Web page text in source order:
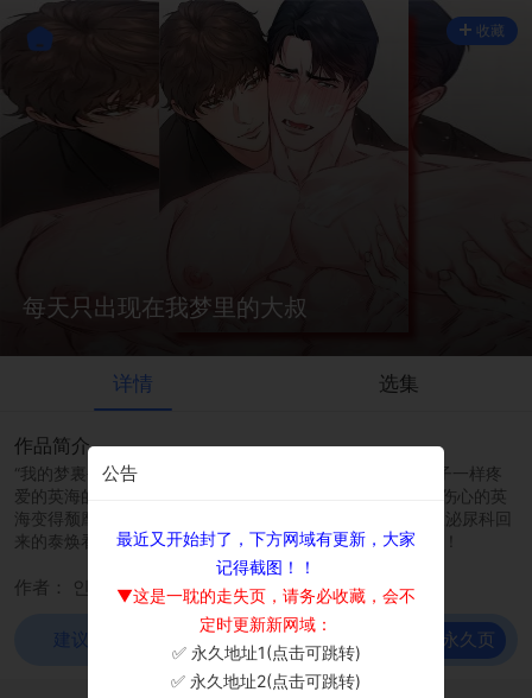
每天只出现在我梦里的大叔
收藏
详情 选集
作品简介
“我的梦裏每天都只有大叔出来。”\r\n泰焕把从小就像亲侄子一样疼
爱的英海的炸弹告白当成玩笑。\r\n因为泰焕的这种反应而伤心的英
海变得颓靡，\r\n“再帮我塞一个更大更粗的就好了。”\r\n从泌尿科回
来的泰焕看到了新的喜好，两人的关系迎来了新的局面…？！
作者： 인폴
建议使用谷歌浏览器观看！ 前往永久页
公告
最近又开始封了，下方网域有更新，大家
记得截图！！
▼这是一耽的走失页，请务必收藏，会不
定时更新新网域：
✅ 永久地址1(点击可跳转)
✅ 永久地址2(点击可跳转)